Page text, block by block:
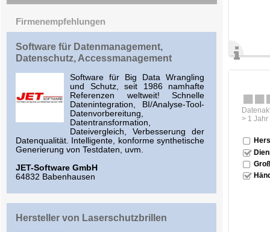
Firmenempfehlungen
Software für Datenmanagement,
Datenschutz, Accessmanagement
Software für Big Data Wrangling
und Schutz, seit 1986 namhafte
Referenzen weltweit! Schnelle
Datenintegration, BI/Analyse-Tool-
Datenvorbereitung,
Datentransformation,
Dateivergleich, Verbesserung der
Datenqualität. Intelligente, konforme synthetische
Generierung von Testdaten, uvm.
JET-Software GmbH
64832 Babenhausen
Hersteller von Laserschutzbrillen
> 1 Jahr